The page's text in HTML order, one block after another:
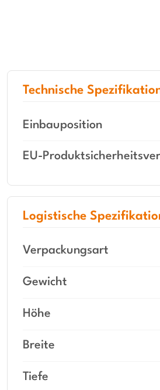
Technische
Einbauposition
EU-
Logistische
Verpackungsart
Gewicht
Höhe
Breite
Tiefe